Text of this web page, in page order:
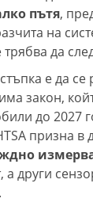
пътя,
на
да
е да
закон,
до 2027
призна в
а други